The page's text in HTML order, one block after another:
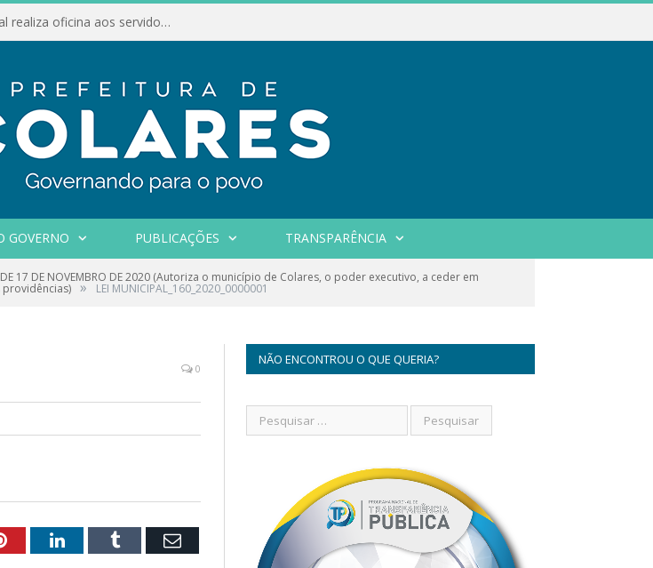
Conselho Municipal de Assistência Social realiza oficina aos servidores
GOVERNO PUBLICAÇÕES TRANSPARÊNCIA
DE 17 DE NOVEMBRO DE 2020 (Autoriza o município de Colares, o poder executivo, a ceder em
» LEI MUNICIPAL_160_2020_0000001
0
PinterestLinkedInTumblr Email
NÃO ENCONTROU O QUE QUERIA?